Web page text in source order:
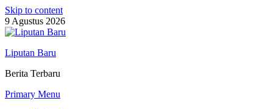
Skip to content
9 Agustus 2026
Liputan Baru
Berita Terbaru
Primary Menu